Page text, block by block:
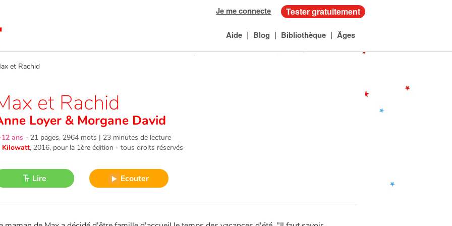
Je me connecte Tester gratuitement
Aide | Blog | Bibliothèque | Âges
et Rachid
et Rachid
Loyer & Morgane David
ans - 21 pages, 2964 mots | 23 minutes de lecture
Kilowatt, 2016, pour la 1ère édition - tous droits réservés
Lire Ecouter